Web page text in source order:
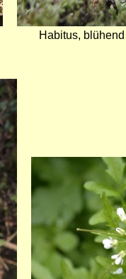
Habitus,
Bild